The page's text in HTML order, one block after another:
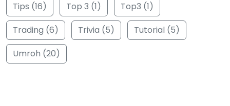
Tips (16)
Top 3 (1)
Top3 (1)
Trading (6)
Trivia (5)
Tutorial (5)
Umroh (20)